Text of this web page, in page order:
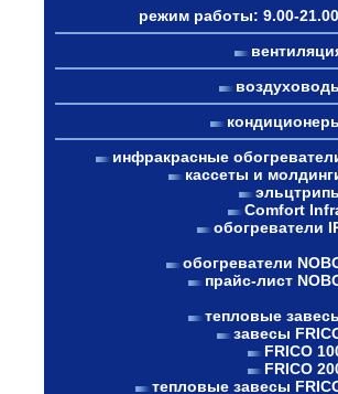
режим работы: 9.00-21.00
инфракрасные
кассеты и
Comfort
обогреватели
обогреватели
прайс-лист
тепловые
завесы
FRICO
FRICO
тепловые завесы